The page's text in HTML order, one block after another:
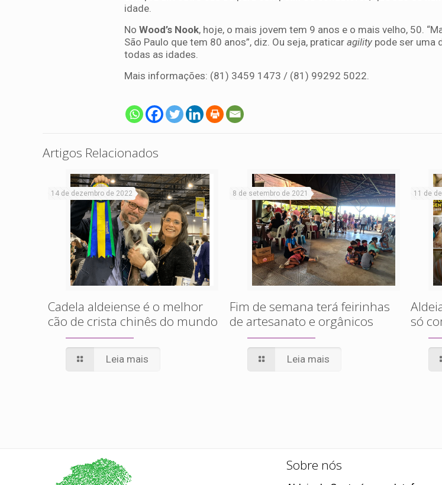
idade.
No Wood’s Nook, hoje, o mais jovem tem 9 anos e o mais velho, 50.
São Paulo que tem 80 anos”, diz. Ou seja, praticar agilitypode ser uma
todas as idades.
Mais informações: (81) 3459 1473 / (81) 99292 5022.
Artigos Relacionados
14 de dezembro de 2022
Cadela aldeiense é o melhor
cão de crista chinês do mundo
Leia mais
8 de setembro de 2021
Fim de semana terá feirinhas
de artesanato e orgânicos
Leia mais
11 de
só
Sobre nós